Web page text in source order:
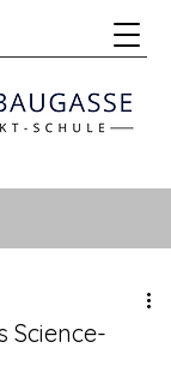
Science-